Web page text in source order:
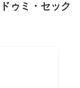
ゥミ・セック